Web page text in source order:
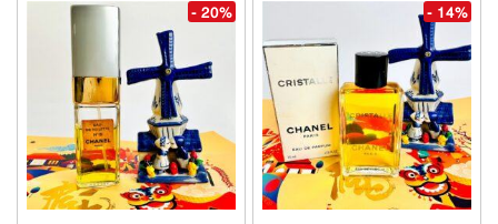
- 20% - 14%